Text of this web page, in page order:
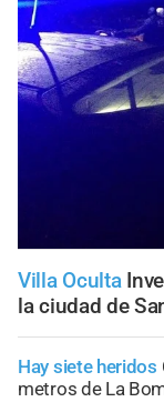
Villa Oculta
la ciudad de
Hay siete heridos
metros de La